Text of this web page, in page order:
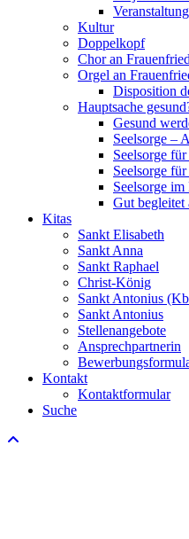
Kultur
Doppelkopf
Chor an
Orgel an
Disposition
Hauptsache
Gesund
Seelsorge –
Seelsorge
Seelsorge
Seelsorge
Gut begleitet
Kitas
Sankt Elisabeth
Sankt Anna
Sankt Raphael
Christ-König
Sankt Antonius
Sankt Antonius
Stellenangebote
Ansprechpartnerin
Kontakt
Kontaktformular
Suche